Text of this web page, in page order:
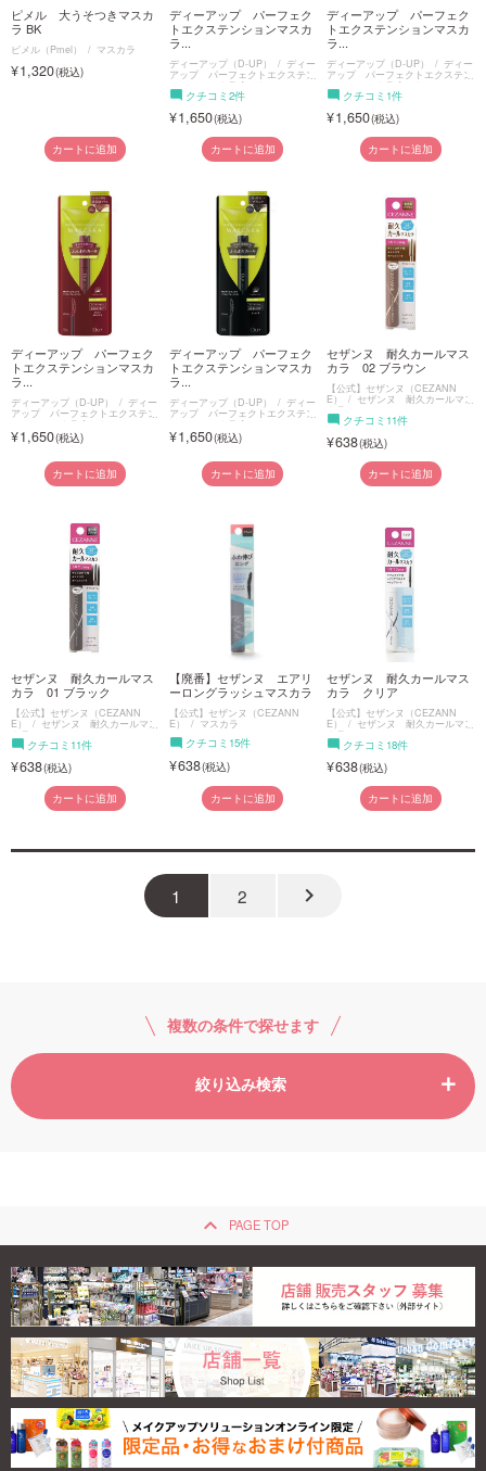
ピメル 大うそつきマスカ
ラ BK
ピメル（Pmel） マスカラ
1,320
カートに追加
ディーアップ パーフェク
トエクステンションマスカ
ラ...
ディーアップ（D-UP） ディー
アップ パーフェクトエクステン
ションマスカラ for カール
クチコミ2件
1,650
カートに追加
ディーアップ パーフェク
トエクステンションマスカ
ラ...
ディーアップ（D-UP） ディー
アップ パーフェクトエクステン
ションマスカラ for カール
クチコミ1件
1,650
カートに追加
ディーアップ パーフェク
トエクステンションマスカ
ラ...
ディーアップ（D-UP） ディー
アップ パーフェクトエクステン
ションマスカラ for カール
1,650
カートに追加
ディーアップ パーフェク
トエクステンションマスカ
ラ...
ディーアップ（D-UP） ディー
アップ パーフェクトエクステン
ションマスカラ for カール
1,650
カートに追加
セザンヌ 耐久カールマス
カラ 02 ブラウン
【公式】セザンヌ（CEZANN
E） セザンヌ 耐久カールマス
カラ
クチコミ11件
638
カートに追加
セザンヌ 耐久カールマス
カラ 01 ブラック
【公式】セザンヌ（CEZANN
E） セザンヌ 耐久カールマス
カラ
クチコミ11件
638
カートに追加
【廃番】セザンヌ エアリ
ーロングラッシュマスカラ
【公式】セザンヌ（CEZANN
E） マスカラ
クチコミ15件
638
カートに追加
セザンヌ 耐久カールマス
カラ クリア
【公式】セザンヌ（CEZANN
E） セザンヌ 耐久カールマス
カラ
クチコミ18件
638
カートに追加
1 2 keyboard_arrow_right
複数の条件で探せます
絞り込み検索
keyboard_arrow_up PAGE TOP